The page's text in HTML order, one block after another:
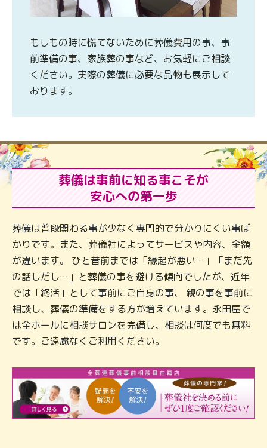
もしもの時に慌てないために葬儀費用の事、事
前準備の事、家族葬の事など、お気軽にご相談
ください。実際の葬儀に必要な品物も展示して
おります。
葬儀は事前に知る事こそが
安心への第一歩
葬儀は普段関わる事が少なく専門的で分かりにくい事ば
かりです。また、葬儀社によってサービスや内容、金額
が違います。 ひと昔前までは「縁起が悪い…」「まだ先
の話しだし…」と葬儀の事を避ける傾向でしたが、近年
では「終活」として事前にご自身の事、 親の事を事前に
相談し、葬儀の準備をする方が増えています。永田屋で
は全ホールに相談サロンを完備し、相談は何度でも無料
です。ご遠慮なくご利用ください。